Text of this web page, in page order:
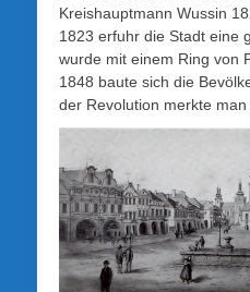
Kreishauptmann Wussin
1823 erfuhr die Stadt eine
wurde mit einem Ring von
1848 baute sich die
der Revolution merkte man